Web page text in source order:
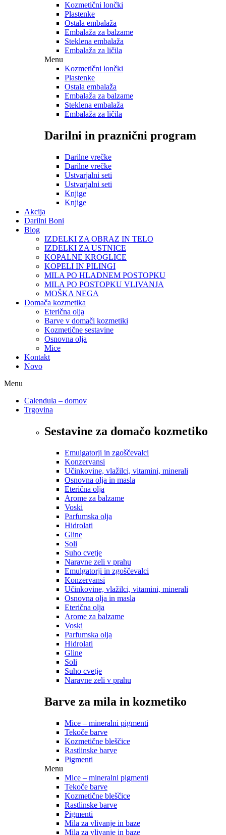
Kozmetični lončki
Plastenke
Ostala embalaža
Embalaža za balzame
Steklena embalaža
Embalaža za ličila
Menu
Kozmetični lončki
Plastenke
Ostala embalaža
Embalaža za balzame
Steklena embalaža
Embalaža za ličila
Darilni in praznični program
Darilne vrečke
Darilne vrečke
Ustvarjalni seti
Ustvarjalni seti
Knjige
Knjige
Akcija
Darilni Boni
Blog
IZDELKI ZA OBRAZ IN TELO
IZDELKI ZA USTNICE
KOPALNE KROGLICE
KOPELI IN PILINGI
MILA PO HLADNEM POSTOPKU
MILA PO POSTOPKU VLIVANJA
MOŠKA NEGA
Domača kozmetika
Eterična olja
Barve v domači kozmetiki
Kozmetične sestavine
Osnovna olja
Mice
Kontakt
Novo
Menu
Calendula – domov
Trgovina
Sestavine za domačo kozmetiko
Emulgatorji in zgoščevalci
Konzervansi
Učinkovine, vlažilci, vitamini, minerali
Osnovna olja in masla
Eterična olja
Arome za balzame
Voski
Parfumska olja
Hidrolati
Gline
Soli
Suho cvetje
Naravne zeli v prahu
Emulgatorji in zgoščevalci
Konzervansi
Učinkovine, vlažilci, vitamini, minerali
Osnovna olja in masla
Eterična olja
Arome za balzame
Voski
Parfumska olja
Hidrolati
Gline
Soli
Suho cvetje
Naravne zeli v prahu
Barve za mila in kozmetiko
Mice – mineralni pigmenti
Tekoče barve
Kozmetične bleščice
Rastlinske barve
Pigmenti
Menu
Mice – mineralni pigmenti
Tekoče barve
Kozmetične bleščice
Rastlinske barve
Pigmenti
Mila za vlivanje in baze
Mila za vlivanje in baze